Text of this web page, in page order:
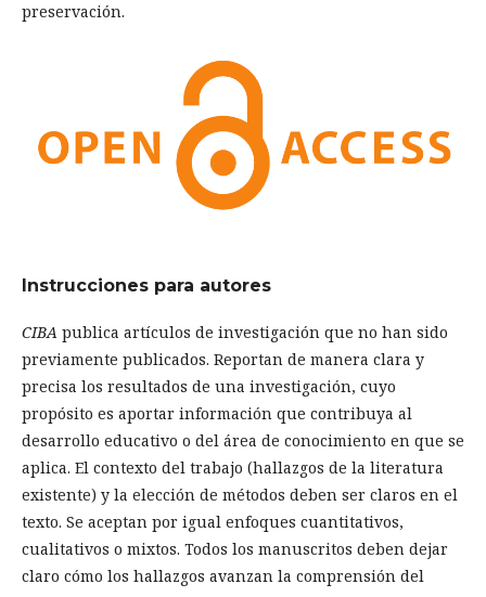
preservación.
Instrucciones para autores
CIBA publica artículos de investigación que no han sido
previamente publicados. Reportan de manera clara y
precisa los resultados de una investigación, cuyo
propósito es aportar información que contribuya al
desarrollo educativo o del área de conocimiento en que se
aplica. El contexto del trabajo (hallazgos de la literatura
existente) y la elección de métodos deben ser claros en el
texto. Se aceptan por igual enfoques cuantitativos,
cualitativos o mixtos. Todos los manuscritos deben dejar
claro cómo los hallazgos avanzan la comprensión del